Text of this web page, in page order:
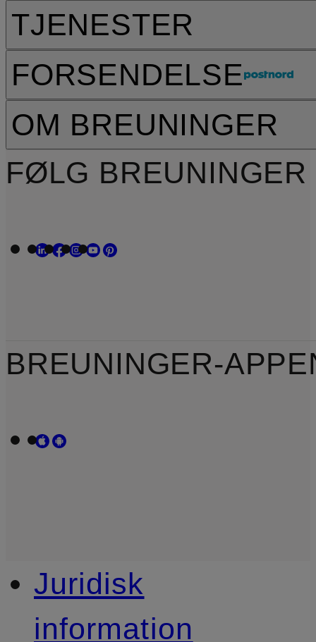
TJENESTER
FORSENDELSE
OM BREUNINGER
FØLG BREUNINGER
BREUNINGER-
Juridisk
information